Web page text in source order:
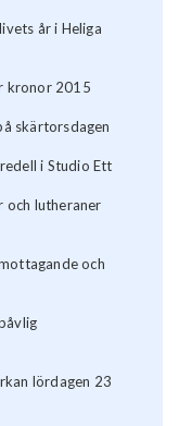
år i Heliga
kronor 2015
skärtorsdagen
i Studio Ett
och lutheraner
och
lördagen 23